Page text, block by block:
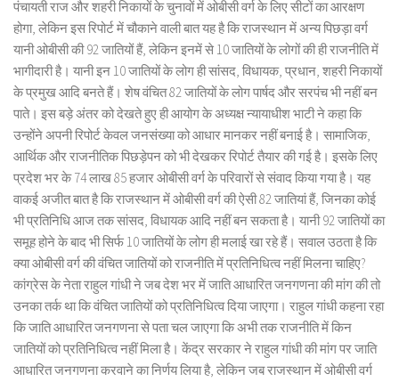
पंचायती राज और शहरी निकायों के चुनावों में ओबीसी वर्ग के लिए सीटों का आरक्षण
होगा, लेकिन इस रिपोर्ट में चौकाने वाली बात यह है कि राजस्थान में अन्य पिछड़ा वर्ग
यानी ओबीसी की 92 जातियों हैं, लेकिन इनमें से 10 जातियों के लोगों की ही राजनीति में
भागीदारी है। यानी इन 10 जातियों के लोग ही सांसद, विधायक, प्रधान, शहरी निकायों
के प्रमुख आदि बनते हैं। शेष वंचित 82 जातियों के लोग पार्षद और सरपंच भी नहीं बन
पाते। इस बड़े अंतर को देखते हुए ही आयोग के अध्यक्ष न्यायाधीश भाटी ने कहा कि
उन्होंने अपनी रिपोर्ट केवल जनसंख्या को आधार मानकर नहीं बनाई है। सामाजिक,
आर्थिक और राजनीतिक पिछड़ेपन को भी देखकर रिपोर्ट तैयार की गई है। इसके लिए
प्रदेश भर के 74 लाख 85 हजार ओबीसी वर्ग के परिवारों से संवाद किया गया है। यह
वाकई अजीत बात है कि राजस्थान में ओबीसी वर्ग की ऐसी 82 जातियां हैं, जिनका कोई
भी प्रतिनिधि आज तक सांसद, विधायक आदि नहीं बन सकता है। यानी 92 जातियों का
समूह होने के बाद भी सिर्फ 10 जातियों के लोग ही मलाई खा रहे हैं। सवाल उठता है कि
क्या ओबीसी वर्ग की वंचित जातियों को राजनीति में प्रतिनिधित्व नहीं मिलना चाहिए?
कांग्रेस के नेता राहुल गांधी ने जब देश भर में जाति आधारित जनगणना की मांग की तो
उनका तर्क था कि वंचित जातियों को प्रतिनिधित्व दिया जाएगा। राहुल गांधी कहना रहा
कि जाति आधारित जनगणना से पता चल जाएगा कि अभी तक राजनीति में किन
जातियों को प्रतिनिधित्व नहीं मिला है। केंद्र सरकार ने राहुल गांधी की मांग पर जाति
आधारित जनगणना करवाने का निर्णय लिया है, लेकिन जब राजस्थान में ओबीसी वर्ग